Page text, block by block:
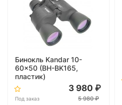
Бинокль Kandar 10-
60x50 (BH-BK165,
пластик)
Под заказ
3 980
5 980